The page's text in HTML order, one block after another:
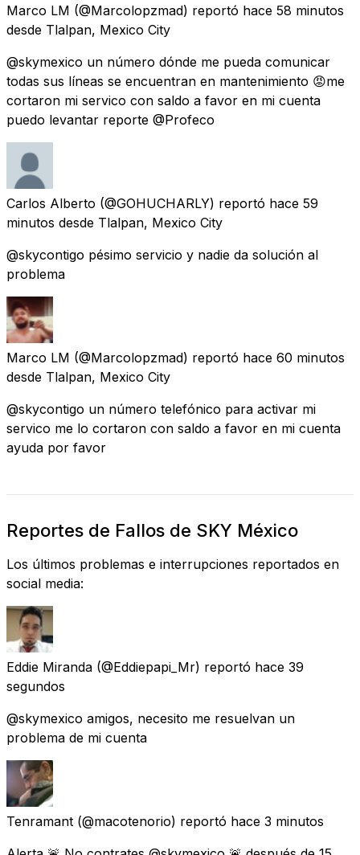
Marco LM (@Marcolopzmad) reportó hace 58 minutos
desde Tlalpan, Mexico City
@skymexico un número dónde me pueda comunicar
todas sus líneas se encuentran en mantenimiento 😡me
cortaron mi servico con saldo a favor en mi cuenta
puedo levantar reporte @Profeco
Carlos Alberto (@GOHUCHARLY) reportó hace 59
minutos desde Tlalpan, Mexico City
@skycontigo pésimo servicio y nadie da solución al
problema
Marco LM (@Marcolopzmad) reportó hace 60 minutos
desde Tlalpan, Mexico City
@skycontigo un número telefónico para activar mi
servico me lo cortaron con saldo a favor en mi cuenta
ayuda por favor
Reportes de Fallos de SKY México
Los últimos problemas e interrupciones reportados en
social media:
Eddie Miranda (@Eddiepapi_Mr) reportó hace 39
segundos
@skymexico amigos, necesito me resuelvan un
problema de mi cuenta
Tenramant (@macotenorio) reportó hace 3 minutos